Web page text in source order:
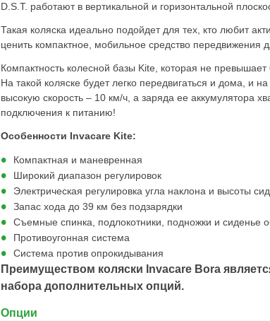
D.S.T. работают в вертикальной и горизонтальной
Такая коляска идеально подойдет для тех, кто любит
ценить компактное, мобильное средство передвижения
Компактность колесной базы Kite, которая не
На такой коляске будет легко передвигаться и дома, и
высокую скорость – 10 км/ч, а заряда ее аккумулятора
подключения к питанию!
Особенности Invacare Kite:
Компактная и маневренная
Широкий диапазон регулировок
Электрическая регулировка угла наклона и высоты
Запас хода до 39 км без подзарядки
Съемные спинка, подлокотники, подножки и сиденье
Противоугонная система
Система против опрокидывания
Преимуществом коляски Invacare Bora
набора дополнительных опций.
Опции